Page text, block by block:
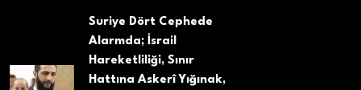
Suriye Dört Cephede
Alarmda; İsrail
Hareketliliği, Sınır
Hattına Askerî Yığınak,